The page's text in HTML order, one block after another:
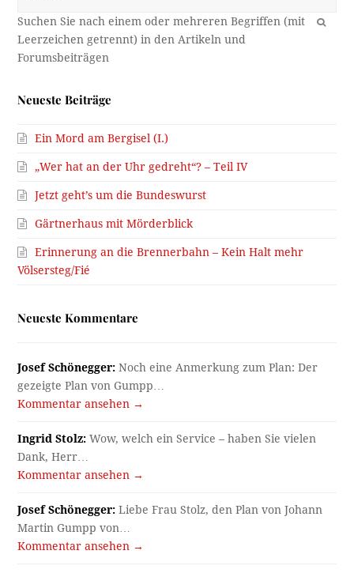
OK
Neueste Beiträge
Ein Mord am Bergisel (I.)
„Wer hat an der Uhr gedreht“? – Teil IV
Jetzt geht’s um die Bundeswurst
Gärtnerhaus mit Mörderblick
Erinnerung an die Brennerbahn – Kein Halt mehr
Völsersteg/Fié
Neueste Kommentare
Josef Schönegger: Noch eine Anmerkung zum Plan: Der
gezeigte Plan von Gumpp…
Kommentar ansehen →
Ingrid Stolz: Wow, welch ein Service – haben Sie vielen
Dank, Herr…
Kommentar ansehen →
Josef Schönegger: Liebe Frau Stolz, den Plan von Johann
Martin Gumpp von…
Kommentar ansehen →